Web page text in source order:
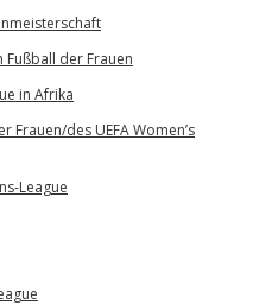
der Frauen
in Afrika
Frauen/des UEFA Women’s
League